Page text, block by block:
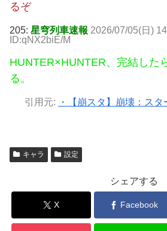
るぞ
205: 星穹列車速報 2026/07/05(日)
ID:qNX2biE/M
HUNTER×HUNTER、完結した
る。
引用元:
・【崩スタ】崩壊：ス
キャラ 設定
シェアする
X Facebook